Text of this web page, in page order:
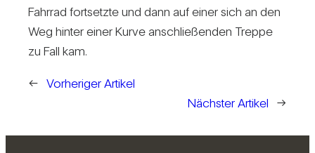
Fahrrad fort­setzte und dann auf einer sich an den
Weg hinter einer Kurve anschlie­ßenden Treppe
zu Fall kam.
← Vorheriger Artikel
Nächster Artikel
→